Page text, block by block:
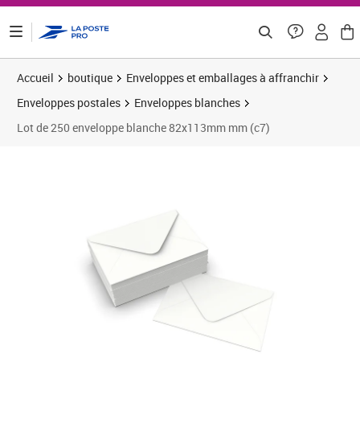
Accueil boutique
Enveloppes et emballages à affranchir
Enveloppes postales
Enveloppes blanches
Lot de 250 enveloppe blanche 82x113mm mm (c7)